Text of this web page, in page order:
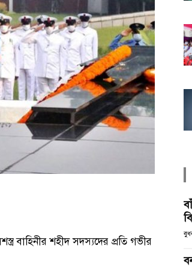
বাহিনীর শহীদ সদস্যদের প্রতি গভীর